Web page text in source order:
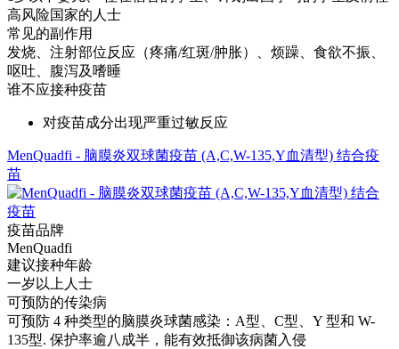
高风险国家的人士
常见的副作用
发烧、注射部位反应（疼痛/红斑/肿胀）、烦躁、食欲不振、
呕吐、腹泻及嗜睡
谁不应接种疫苗
对疫苗成分出现严重过敏反应
MenQuadfi - 脑膜炎双球菌疫苗 (A,C,W-135,Y血清型) 结合疫
苗
疫苗品牌
MenQuadfi
建议接种年龄
一岁以上人士
可预防的传染病
可预防 4 种类型的脑膜炎球菌感染：A型、C型、Y 型和 W-
135型. 保护率逾八成半，能有效抵御该病菌入侵